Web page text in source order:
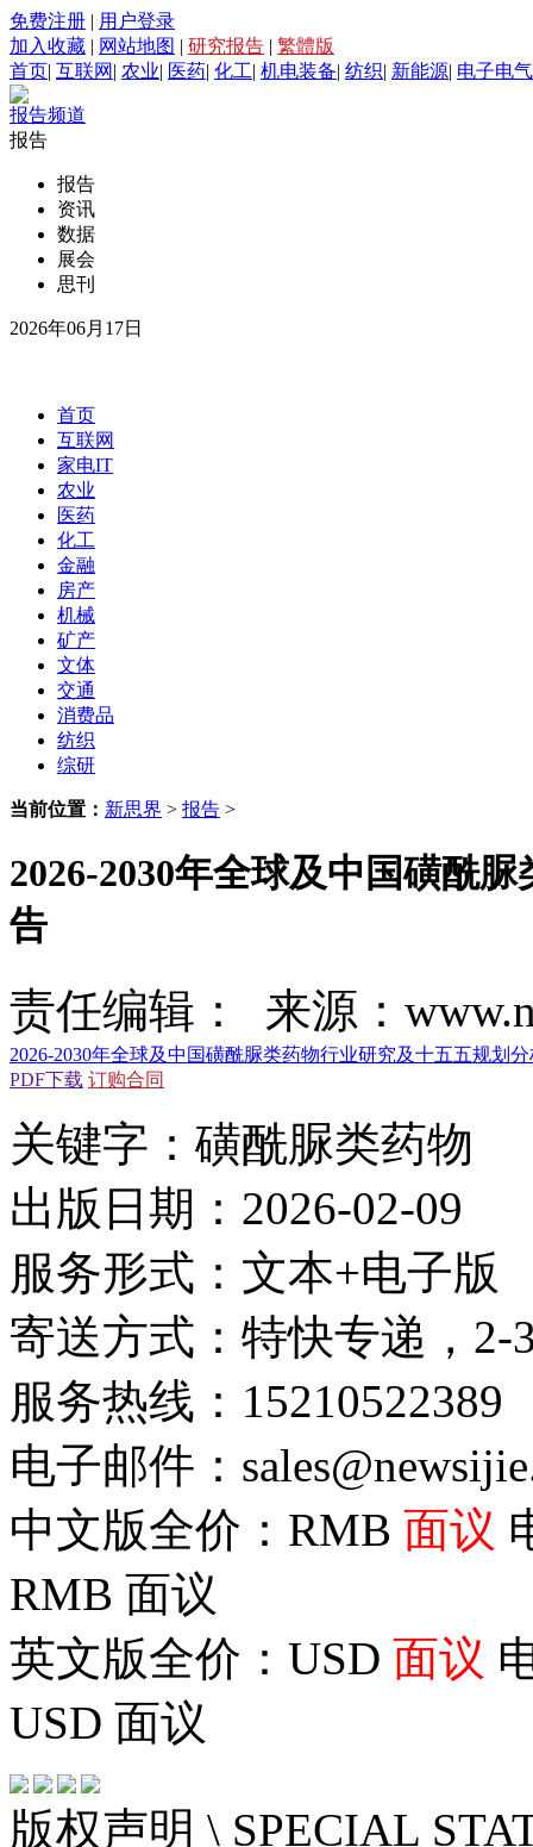
免费注册 | 用户登录
加入收藏 | 网站地图 | 研究报告 | 繁體版
首页| 互联网 | 农业| 医药| 化工| 机电装备| 纺织| 新能源| 电子电气
报告频道
报告
报告
资讯
数据
展会
思刊
2026年06月17日
首页
互联网
家电IT
农业
医药
化工
金融
房产
机械
矿产
文体
交通
消费品
纺织
综研
当前位置： 新思界 > 报告 >
2026-2030年全球及中国磺酰
告
责任编辑： 来源：
2026-2030年全球及中国磺酰脲类药物行业研究及十五五规划
PDF下载 订购合同
关键字：磺酰脲类药物
出版日期：2026-02-09
服务形式：文本+电子版
寄送方式：特快专递，2-
服务热线：15210522389
电子邮件：
中文版全价：RMB 面议
RMB 面议
英文版全价：USD 面议
USD 面议
版权声明 \ SPECIAL